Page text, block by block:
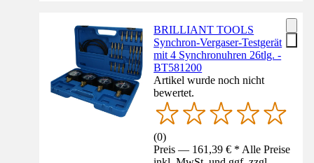
BRILLIANT TOOLS
Synchron-Vergaser-Testgerät
mit 4 Synchronuhren 26tlg. -
BT581200
Artikel wurde noch nicht
bewertet.
(0)
Preis — 161,39 € * Alle Preise